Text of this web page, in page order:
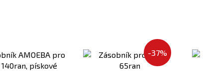
k
-37%
Pridať
k